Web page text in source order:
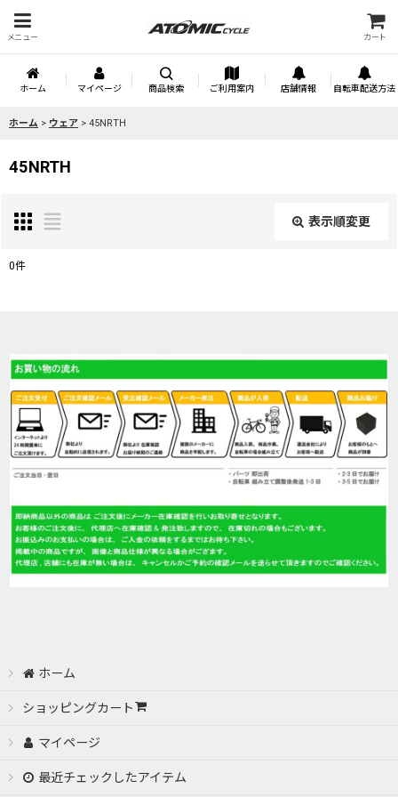
メニュー カート
ホーム マイページ 商品検索 ご利用案内 店舗情報 自転車配送方法
ホーム > ウェア > 45NRTH
45NRTH
表示順変更
絞り込む
0件
ホーム
ショッピングカート
マイページ
最近チェックしたアイテム